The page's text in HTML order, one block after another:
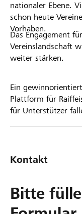
nationaler Ebene.
schon heute
Vorhaben.
Das Engagement
Vereinslandschaft
weiter stärken.
Ein
Plattform für
für Unterstützer
Kontakt
Bitte